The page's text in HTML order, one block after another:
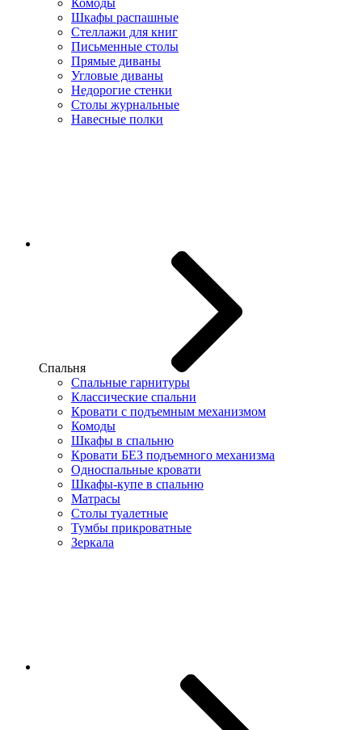
Комоды
Шкафы распашные
Стеллажи для книг
Письменные столы
Прямые диваны
Угловые диваны
Недорогие стенки
Столы журнальные
Навесные полки
Спальня
Спальные гарнитуры
Классические спальни
Кровати с подъемным механизмом
Комоды
Шкафы в спальню
Кровати БЕЗ подъемного механизма
Односпальные кровати
Шкафы-купе в спальню
Матрасы
Столы туалетные
Тумбы прикроватные
Зеркала